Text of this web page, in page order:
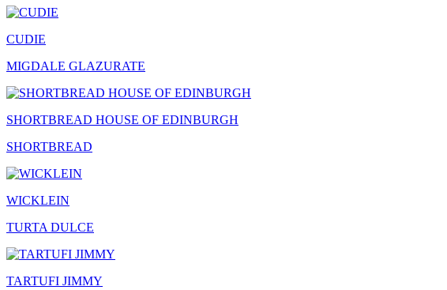
CUDIE
MIGDALE GLAZURATE
SHORTBREAD HOUSE OF EDINBURGH
SHORTBREAD
WICKLEIN
TURTA DULCE
TARTUFI JIMMY